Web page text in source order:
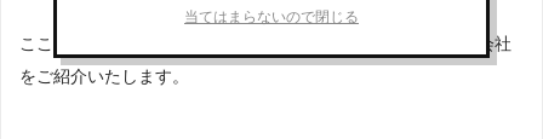
ここでは編集部が特別に取材した医療事務のおすすめの派遣会社
をご紹介いたします。
当てはまらないので閉じる